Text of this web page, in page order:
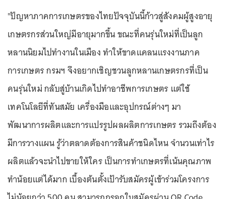
"ปัญหาภาคการเกษตรของไทยปัจจุบันนี้ก้าวสู่สังคมผู้สูงอายุ
เกษตรกรส่วนใหญ่มีอายุมากขึ้น ขณะที่คนรุ่นใหม่ที่เป็นลูก
หลานนิยมไปทำงานในเมือง ทำให้ขาดแคลนแรงงานภาค
การเกษตร กรมฯ จึงอยากเชิญชวนลูกหลานเกษตรกรที่เป็น
คนรุ่นใหม่ กลับสู่บ้านเกิดไปทำอาชีพการเกษตร แต่ใช้
เทคโนโลยีที่ทันสมัย เครื่องมือและอุปกรณ์ต่างๆ มา
พัฒนาการผลิตและการแปรรูปผลผลิตการเกษตร รวมถึงต้อง
มีการวางแผน รู้ว่าตลาดต้องการสินค้าชนิดไหน จำนวนเท่าไร
ผลิตแล้วจะนำไปขายให้ใคร เป็นการทำเกษตรที่เน้นคุณภาพ
ทำน้อยแต่ได้มาก เบื้องต้นตั้งเป้ารับสมัครผู้เข้าร่วมโครงการ